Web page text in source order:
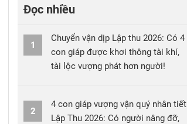
Đọc nhiều
1
Chuyển vận dịp Lập thu 2026: Có 4
con giáp được khơi thông tài khí,
tài lộc vượng phát hơn người!
2
4 con giáp vượng vận quý nhân tiết
Lập Thu 2026: Có người nâng đỡ,